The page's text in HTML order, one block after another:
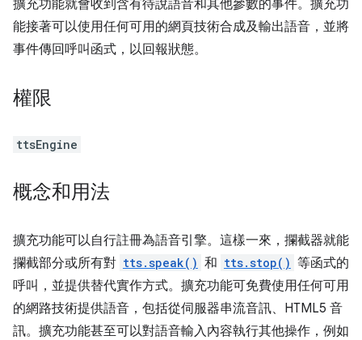
擴充功能就會收到含有待說語音和其他參數的事件。擴充功
能接著可以使用任何可用的網頁技術合成及輸出語音，並將
事件傳回呼叫函式，以回報狀態。
權限
ttsEngine
概念和用法
擴充功能可以自行註冊為語音引擎。這樣一來，攔截器就能
攔截部分或所有對 tts.speak() 和 tts.stop() 等函式的
呼叫，並提供替代實作方式。擴充功能可免費使用任何可用
的網路技術提供語音，包括從伺服器串流音訊、HTML5 音
訊。擴充功能甚至可以對語音輸入內容執行其他操作，例如